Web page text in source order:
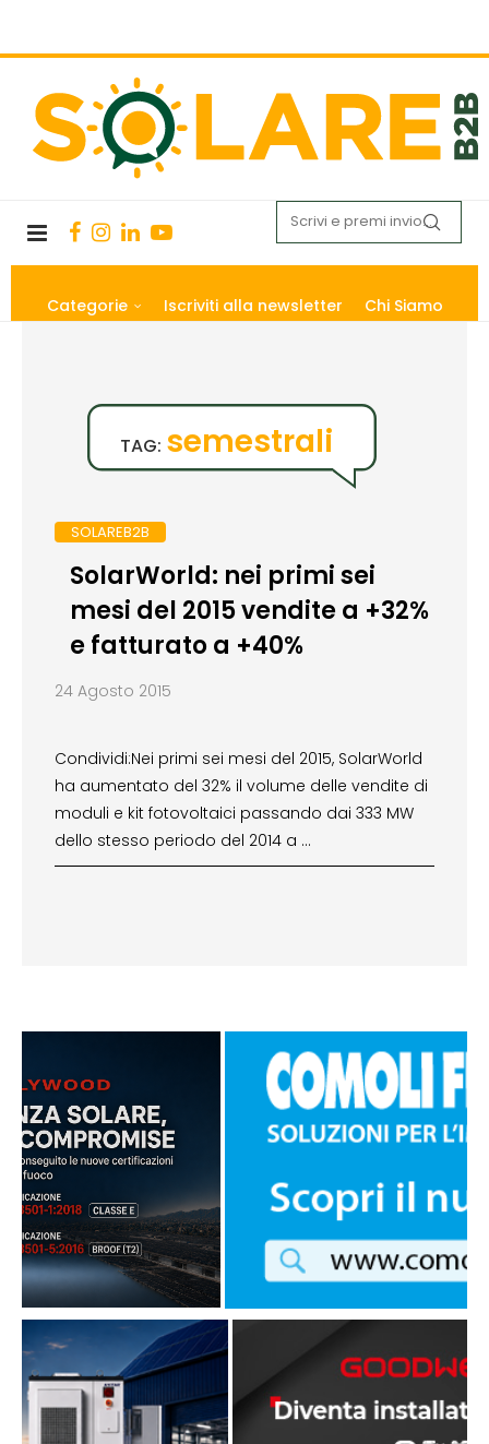
Categorie Iscriviti alla newsletter Chi Siamo
TAG: semestrali
SOLAREB2B
SolarWorld: nei primi sei
mesi del 2015 vendite a +32%
e fatturato a +40%
24 Agosto 2015
Condividi:Nei primi sei mesi del 2015, SolarWorld
ha aumentato del 32% il volume delle vendite di
moduli e kit fotovoltaici passando dai 333 MW
dello stesso periodo del 2014 a …